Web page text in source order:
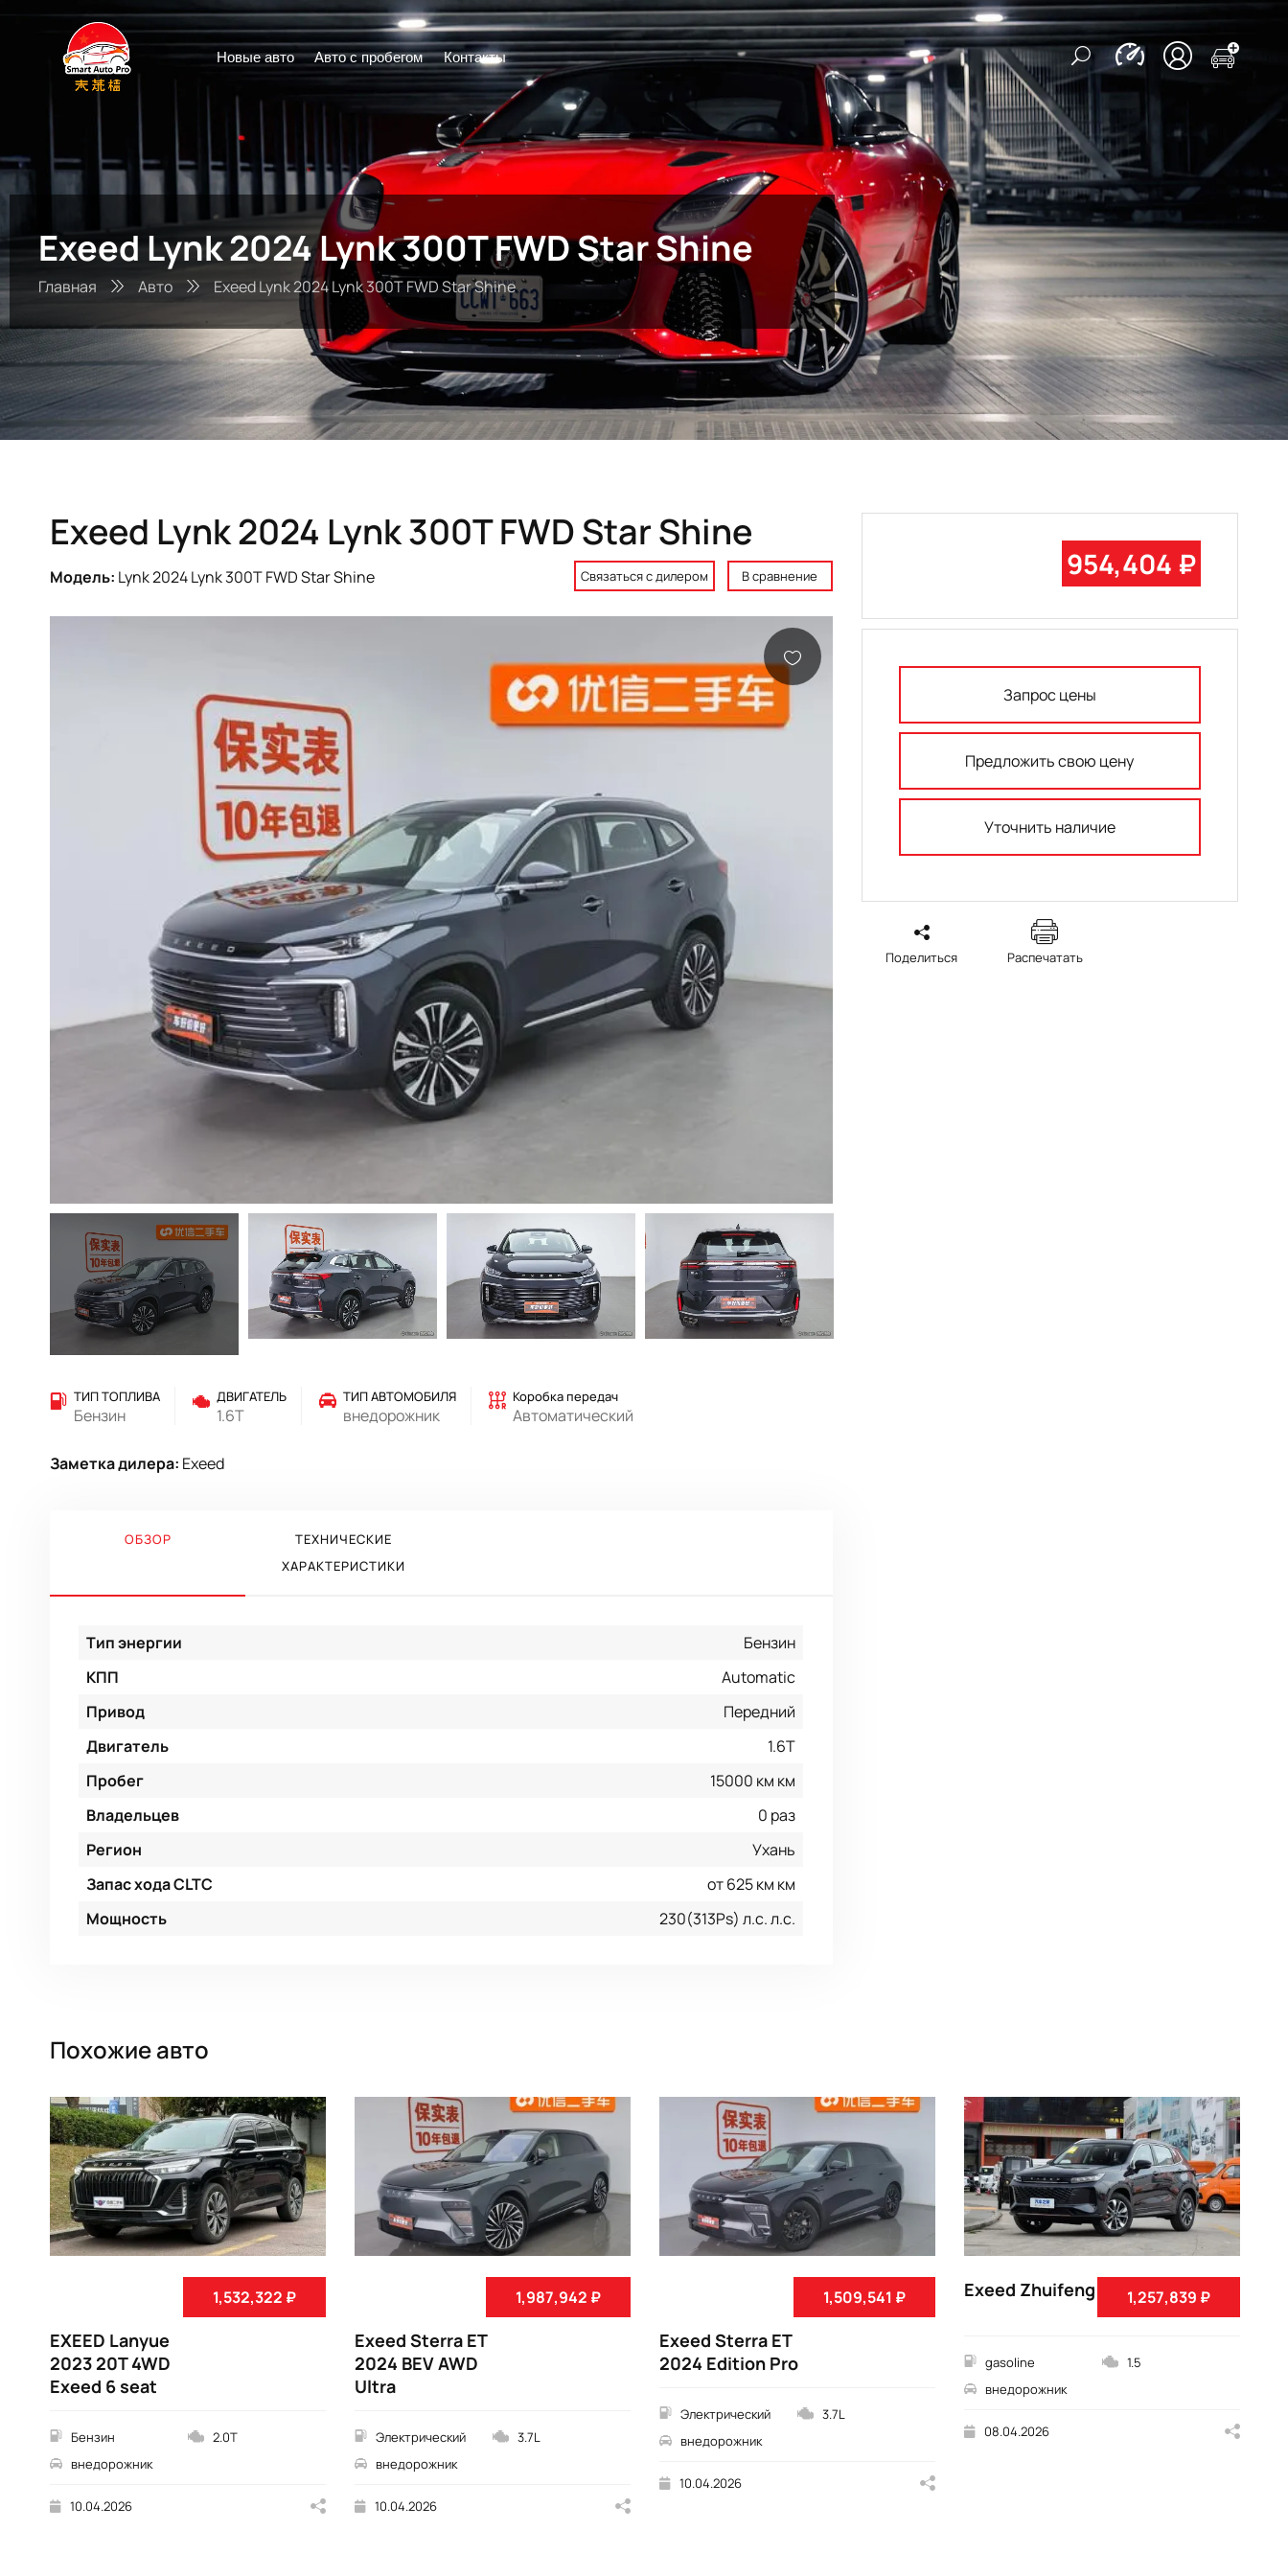
Новые авто Авто с пробегом Контакты
Exeed Lynk 2024 Lynk 300T FWD Star Shine
Главная Авто Exeed Lynk 2024 Lynk 300T FWD Star Shine
Exeed Lynk 2024 Lynk 300T FWD Star Shine
Модель: Lynk 2024 Lynk 300T FWD Star Shine Связаться с дилером В сравнение
ТИП ТОПЛИВА
Бензин
ДВИГАТЕЛЬ
1.6T
ТИП АВТОМОБИЛЯ
внедорожник
Коробка передач
Автоматический
Заметка дилера: Exeed
ОБЗОР
ТЕХНИЧЕСКИЕ
ХАРАКТЕРИСТИКИ
Тип энергии
Бензин
КПП
Automatic
Привод
Передний
Двигатель
1.6T
Пробег
15000 км км
Владельцев
0 раз
Регион
Ухань
Запас хода CLTC
от 625 км км
Мощность
230(313Ps) л.с. л.с.
954,404 ₽
Запрос цены
Предложить свою цену
Уточнить наличие
Поделиться Распечатать
Похожие авто
1,532,322 ₽
EXEED Lanyue
2023 20T 4WD
Exeed 6 seat
Бензин
2.0T
внедорожник
10.04.2026
1,987,942 ₽
Exeed Sterra ET
2024 BEV AWD
Ultra
Электрический
3.7L
внедорожник
10.04.2026
1,509,541 ₽
Exeed Sterra ET
2024 Edition Pro
Электрический
3.7L
внедорожник
10.04.2026
1,257,839 ₽
Exeed Zhuifeng
gasoline
1.5
внедорожник
08.04.2026